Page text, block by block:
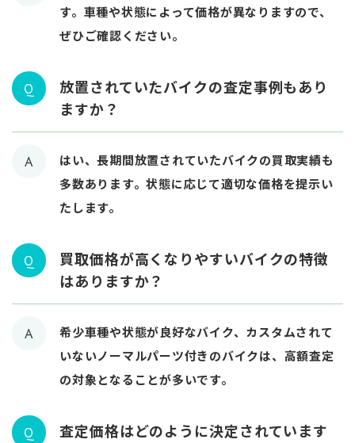
す。車種や状態によって価格が異なりますので、
ぜひご確認ください。
Q
放置されていたバイクの査定事例もあり
ますか？
A
はい、長期間放置されていたバイクの買取実績も
多数あります。状態に応じて適切な価格を提示い
たします。
Q
買取価格が高くなりやすいバイクの特徴
はありますか？
A
希少車種や状態が良好なバイク、カスタムされて
いないノーマルパーツ付きのバイクは、高額査定
の対象となることが多いです。
Q
査定価格はどのように決定されています